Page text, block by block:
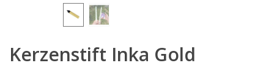
Kerzenstift Inka Gold